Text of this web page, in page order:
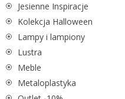
Jesienne Inspiracje
Kolekcja Halloween
Lampy i lampiony
Lustra
Meble
Metaloplastyka